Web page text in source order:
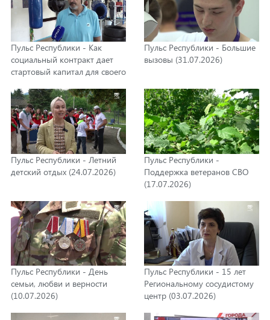
Пульс Республики - Как
социальный контракт дает
стартовый капитал для своего
Пульс Республики - Большие
вызовы (31.07.2026)
Пульс Республики - Летний
детский отдых (24.07.2026)
Пульс Республики -
Поддержка ветеранов СВО
(17.07.2026)
Пульс Республики - День
семьи, любви и верности
(10.07.2026)
Пульс Республики - 15 лет
Региональному сосудистому
центр (03.07.2026)